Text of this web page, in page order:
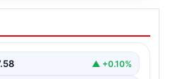
sert tepki: ‘Şantajdan
▲ +0.10%